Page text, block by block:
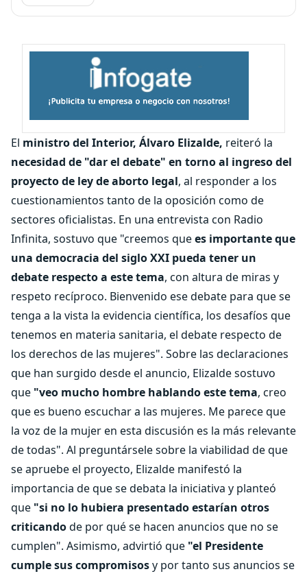
El ministro del Interior, Álvaro Elizalde, reiteró la
necesidad de "dar el debate" en torno al ingreso del
proyecto de ley de aborto legal, al responder a los
cuestionamientos tanto de la oposición como de
sectores oficialistas. En una entrevista con Radio
Infinita, sostuvo que "creemos quees importante que
una democracia del siglo XXI pueda tener un
debate respecto a este tema, con altura de miras y
respeto recíproco. Bienvenido ese debate para que se
tenga a la vista la evidencia científica, los desafíos que
tenemos en materia sanitaria, el debate respecto de
los derechos de las mujeres". Sobre las declaraciones
que han surgido desde el anuncio, Elizalde sostuvo
que "veo mucho hombre hablando este tema, creo
que es bueno escuchar a las mujeres. Me parece que
la voz de la mujer en esta discusión es la más relevante
de todas". Al preguntársele sobre la viabilidad de que
se apruebe el proyecto, Elizalde manifestó la
importancia de que se debata la iniciativa y planteó
que "si no lo hubiera presentado estarían otros
criticandode por qué se hacen anuncios que no se
cumplen". Asimismo, advirtió que "el Presidente
cumple sus compromisosy por tanto sus anuncios se